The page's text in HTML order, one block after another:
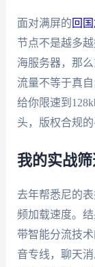
面对满屏的回
节点不是越多
海服务器，那
流量不等于真
给你限速到
头，版权合规的
我的实战
去年帮悉尼的
频加载速度。
带智能分流技
音专线，聊天